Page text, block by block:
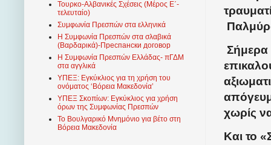
Σήμερα
χωρίς
Και το
Τουρκο-Αλβανικές Σχέσεις (Μέρος Ε΄-
τελευταίο)
Συμφωνία Πρεσπών στα ελληνικά
Η Συμφωνία Πρεσπών στα σλαβικά
(Βαρδαρικά)-Преспански договор
Η Συμφωνία Πρεσπών Ελλάδας- πΓΔΜ
στα αγγλικά
ΥΠΕΞ: Εγκύκλιος για τη χρήση του
ονόματος ‘Βόρεια Μακεδονία’
ΥΠΕΞ Σκοπίων: Εγκύκλιος για χρήση
όρων της Συμφωνίας Πρεσπών
Το Βουλγαρικό Μνημόνιο για βέτο στη
Βόρεια Μακεδονία